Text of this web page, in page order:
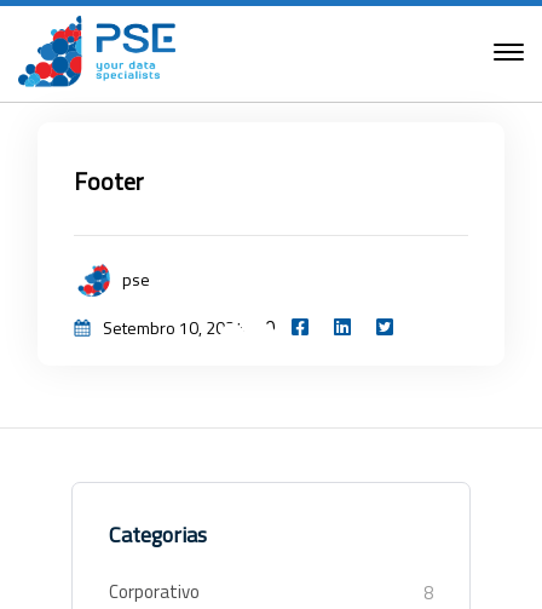
Categorias
Corporativo
8
Footer
pse
Setembro 10, 2024
0